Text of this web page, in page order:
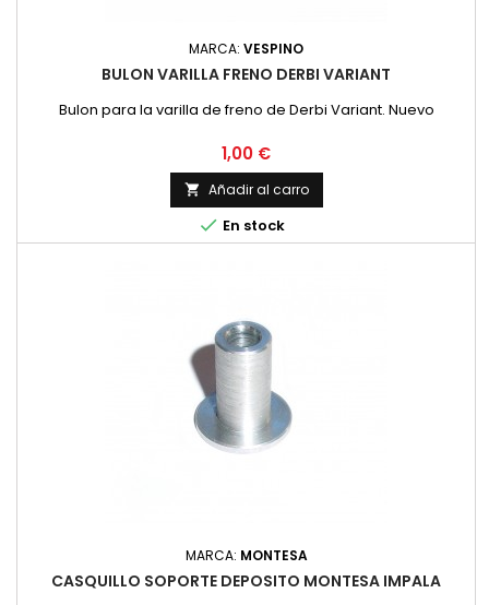
MARCA: VESPINO
BULON VARILLA FRENO DERBI VARIANT
Bulon para la varilla de freno de Derbi Variant. Nuevo
Precio
1,00 €
 Añadir al carro
 En stock
MARCA: MONTESA
CASQUILLO SOPORTE DEPOSITO MONTESA IMPALA